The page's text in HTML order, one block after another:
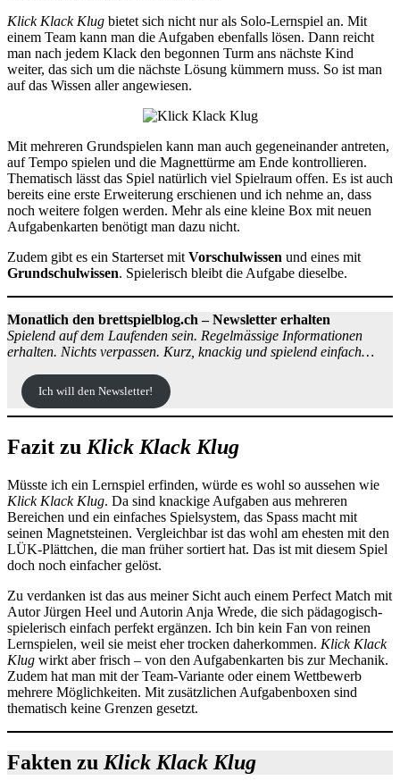
Klick Klack Klug bietet sich nicht nur als Solo-Lernspiel an. Mit
einem Team kann man die Aufgaben ebenfalls lösen. Dann reicht
man nach jedem Klack den begonnen Turm ans nächste Kind
weiter, das sich um die nächste Lösung kümmern muss. So ist man
auf das Wissen aller angewiesen.
Mit mehreren Grundspielen kann man auch gegeneinander antreten,
auf Tempo spielen und die Magnettürme am Ende kontrollieren.
Thematisch lässt das Spiel natürlich viel Spielraum offen. Es ist auch
bereits eine erste Erweiterung erschienen und ich nehme an, dass
noch weitere folgen werden. Mehr als eine kleine Box mit neuen
Aufgabenkarten benötigt man dazu nicht.
Zudem gibt es ein Starterset mitVorschulwissen und eines mit
Grundschulwissen. Spielerisch bleibt die Aufgabe dieselbe.
Monatlich den brettspielblog.ch – Newsletter erhalten
Spielend auf dem Laufenden sein. Regelmässige Informationen
erhalten. Nichts verpassen. Kurz, knackig und spielend einfach…
Ich will den Newsletter!
Fazit zu Klick Klack Klug
Müsste ich ein Lernspiel erfinden, würde es wohl so aussehen wie
Klick Klack Klug. Da sind knackige Aufgaben aus mehreren
Bereichen und ein einfaches Spielsystem, das Spass macht mit
seinen Magnetsteinen. Vergleichbar ist das wohl am ehesten mit den
LÜK-Plättchen, die man früher sortiert hat. Das ist mit diesem Spiel
doch noch einfacher gelöst.
Zu verdanken ist das aus meiner Sicht auch einem Perfect Match mit
Autor Jürgen Heel und Autorin Anja Wrede, die sich pädagogisch-
spielerisch einfach perfekt ergänzen. Ich bin kein Fan von reinen
Lernspielen, weil sie meist eher trocken daherkommen. Klick Klack
Klug wirkt aber frisch – von den Aufgabenkarten bis zur Mechanik.
Zudem hat man mit der Team-Variante oder einem Wettbewerb
mehrere Möglichkeiten. Mit zusätzlichen Aufgabenboxen sind
thematisch keine Grenzen gesetzt.
Fakten zu Klick Klack Klug